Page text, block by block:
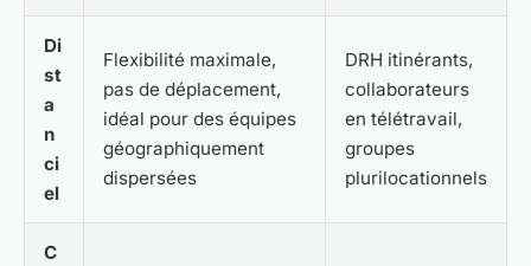
Di
st
a
n
ci
el
Flexibilité maximale,
pas de déplacement,
idéal pour des équipes
géographiquement
dispersées
DRH itinérants,
collaborateurs
en télétravail,
groupes
plurilocationnels
C